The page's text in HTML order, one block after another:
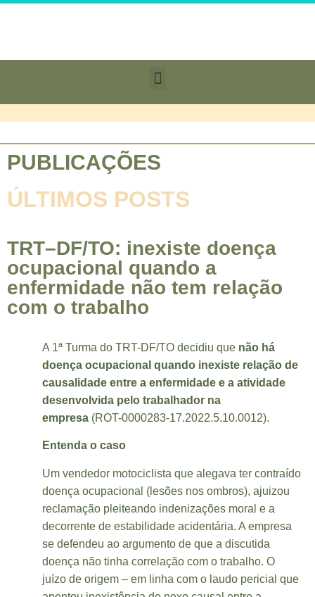
PUBLICAÇÕES
ÚLTIMOS POSTS
TRT–DF/TO: inexiste doença
ocupacional quando a
enfermidade não tem relação
com o trabalho
A 1ª Turma do TRT-DF/TO decidiu que não há
doença ocupacional quando inexiste relação de
causalidade entre a enfermidade e a atividade
desenvolvida pelo trabalhador na
empresa (ROT-0000283-17.2022.5.10.0012).
Entenda o caso
Um vendedor motociclista que alegava ter contraído
doença ocupacional (lesões nos ombros), ajuizou
reclamação pleiteando indenizações moral e a
decorrente de estabilidade acidentária. A empresa
se defendeu ao argumento de que a discutida
doença não tinha correlação com o trabalho. O
juízo de origem – em linha com o laudo pericial que